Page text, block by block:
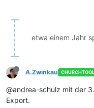
etwa einem Jahr
A.Zwinkau
@andrea-schulz mit der
Export.